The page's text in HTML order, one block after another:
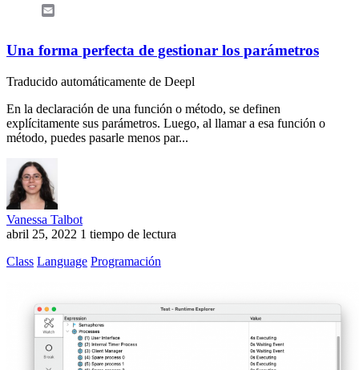
Una forma perfecta de gestionar los parámetros
Traducido automáticamente de Deepl
En la declaración de una función o método, se definen
explícitamente sus parámetros. Luego, al llamar a esa función o
método, puedes pasarle menos par...
Vanessa Talbot
abril 25, 2022 1 tiempo de lectura
Class Language Programación